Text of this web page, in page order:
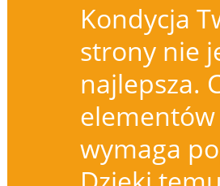
Kondycja
strony nie
najlepsza.
elementów
wymaga